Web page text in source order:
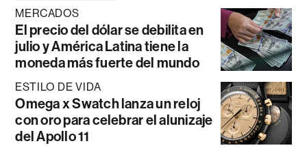
MERCADOS
El precio del dólar se debilita en
julio y América Latina tiene la
moneda más fuerte del mundo
ESTILO DE VIDA
Omega x Swatch lanza un reloj
con oro para celebrar el alunizaje
del Apollo 11